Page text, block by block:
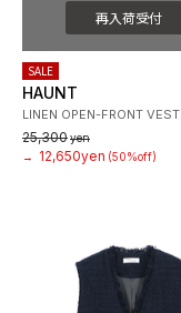
再入荷受付
SALE
HAUNT
LINEN OPEN-FRONT VEST
25,300yen
→
12,650yen (50%off)